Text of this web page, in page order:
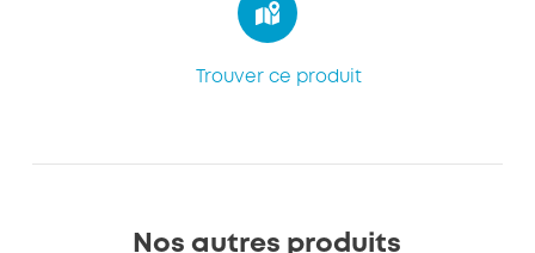
Trouver ce produit
Nos autres produits